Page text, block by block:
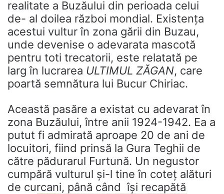
realitate a Buzăului din perioada celui
de- al doilea război mondial. Existența
acestui vultur în zona gării din Buzau,
unde devenise o adevarata mascotă
pentru toti trecatorii, este relatată pe
larg în lucrarea ULTIMUL ZĂGAN, care
poartă semnătura lui Bucur Chiriac.
Această pasăre a existat cu adevarat în
zona Buzăului, între anii 1924-1942. Ea a
putut fi admirată aproape 20 de ani de
locuitori, fiind prinsă la Gura Teghii de
către pădurarul Furtună. Un negustor
cumpără vulturul și-l tine în coteț alături
de curcani, până când își recapătă